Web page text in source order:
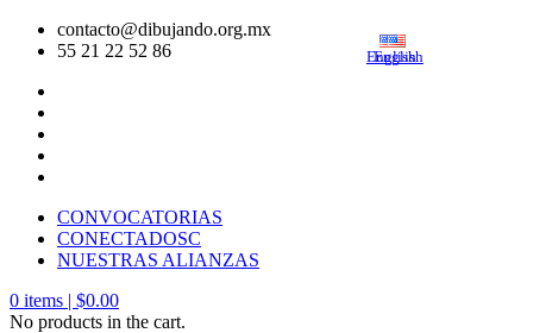
contacto@dibujando.org.mx
55 21 22 52 86
CONVOCATORIAS
CONECTADOSC
NUESTRAS ALIANZAS
0 items | $0.00
No products in the cart.
English
English